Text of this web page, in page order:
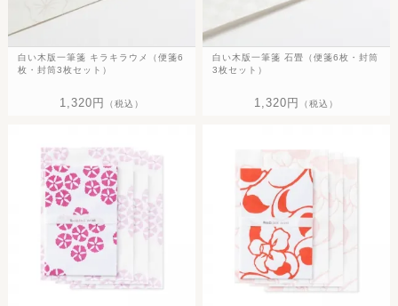
白い木版一筆箋 キラキラウメ（便箋6
枚・封筒3枚セット）
1,320円 （税込）
白い木版一筆箋 石畳（便箋6枚・封筒
3枚セット）
1,320円 （税込）